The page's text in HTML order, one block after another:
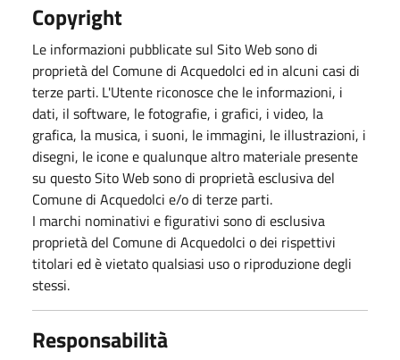
Copyright
Le informazioni pubblicate sul Sito Web sono di
proprietà del Comune di Acquedolci ed in alcuni casi di
terze parti. L'Utente riconosce che le informazioni, i
dati, il software, le fotografie, i grafici, i video, la
grafica, la musica, i suoni, le immagini, le illustrazioni, i
disegni, le icone e qualunque altro materiale presente
su questo Sito Web sono di proprietà esclusiva del
Comune di Acquedolci e/o di terze parti.
I marchi nominativi e figurativi sono di esclusiva
proprietà del Comune di Acquedolci o dei rispettivi
titolari ed è vietato qualsiasi uso o riproduzione degli
stessi.
Responsabilità